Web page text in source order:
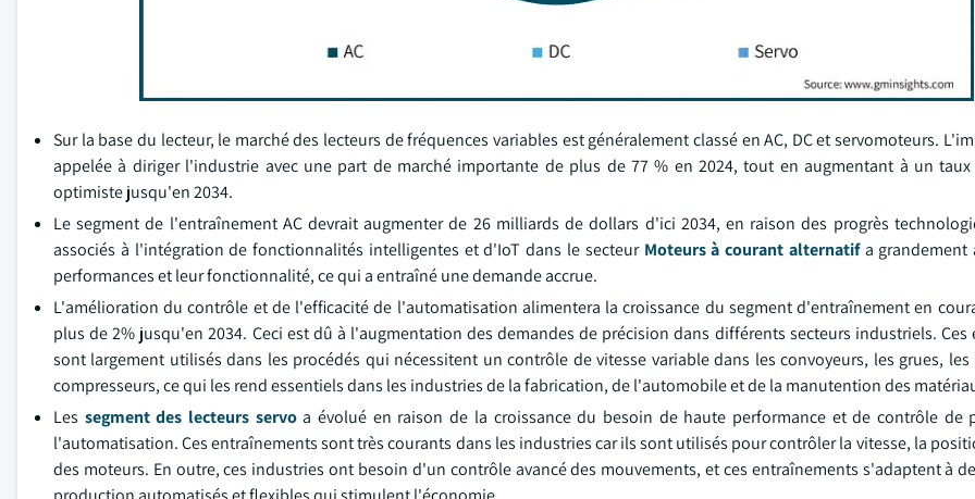
Sur la base du lecteur, le marché des lecteurs de fréquences variables est généralement classé en AC, DC et servomoteurs.
appelée à diriger l'industrie avec une part de marché importante de plus de 77 % en 2024, tout en augmentant à un taux
optimiste jusqu'en 2034.
Le segment de l'entraînement AC devrait augmenter de 26 milliards de dollars d'ici 2034, en raison des progrès
associés à l'intégration de fonctionnalités intelligentes et d'IoT dans le secteur Moteurs à courant alternatifa grandement
performances et leur fonctionnalité, ce qui a entraîné une demande accrue.
L'amélioration du contrôle et de l'efficacité de l'automatisation alimentera la croissance du segment d'entraînement en
plus de 2% jusqu'en 2034. Ceci est dû à l'augmentation des demandes de précision dans différents secteurs industriels. Ces
sont largement utilisés dans les procédés qui nécessitent un contrôle de vitesse variable dans les convoyeurs, les grues,
compresseurs, ce qui les rend essentiels dans les industries de la fabrication, de l'automobile et de la manutention des
Les segment des lecteurs servoa évolué en raison de la croissance du besoin de haute performance et de contrôle de
l'automatisation. Ces entraînements sont très courants dans les industries car ils sont utilisés pour contrôler la vitesse, la
des moteurs. En outre, ces industries ont besoin d'un contrôle avancé des mouvements, et ces entraînements s'adaptent à